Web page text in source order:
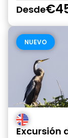
Desde
NUEVO
Excursión